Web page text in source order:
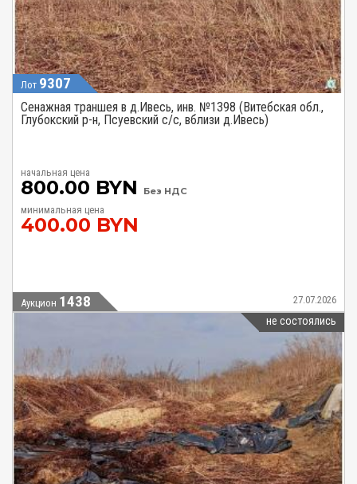
Лот 9307
Сенажная траншея в д.Ивесь, инв. №1398 (Витебская обл.,
Глубокский р-н, Псуевский с/с, вблизи д.Ивесь)
начальная цена
800.00 BYN Без НДС
минимальная цена
400.00 BYN
Аукцион 1438 27.07.2026
не состоялись